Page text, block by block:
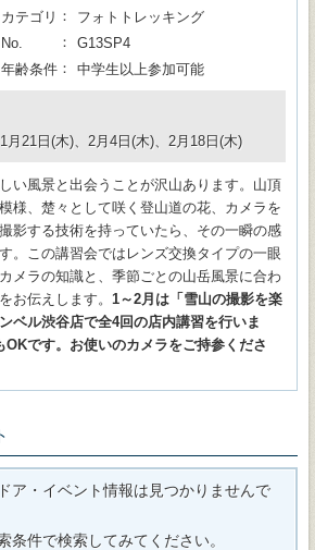
カテゴリ
フォトトレッキング
No.
G13SP4
年齢条件
中学生以上参加可能
月21日(木)、2月4日(木)、2月18日(木)
い風景と出会うことが沢山あります。山頂
様、楚々として咲く登山道の花、カメラを
影する技術を持っていたら、その一瞬の感
。この講習会ではレンズ交換タイプの一眼
メラの知識と、季節ごとの山岳風景に合わ
お伝えします。 1～2月は「雪山の撮影を楽
ベル渋谷店で全4回の店内講習を行いま
OKです。お使いのカメラをご持参くださ
ア・イベント情報は見つかりませんで
条件で検索してみてください。